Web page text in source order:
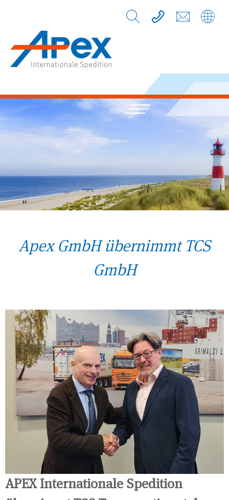
Apex GmbH übernimmt TCS
GmbH
APEX Internationale Spedition